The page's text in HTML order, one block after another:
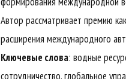
Автор рассматривает премию
расширения международного
Ключевые слова: водные
сотрудничество, глобальное